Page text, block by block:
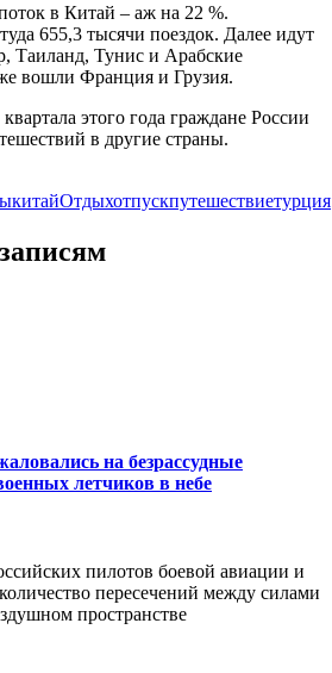
в Китай – аж на 22 %.
655,3 тысячи поездок. Далее идут
Таиланд, Тунис и Арабские
вошли Франция и Грузия.
этого года граждане России
в другие страны.
китайОтдыхотпускпутешествиетурция
на безрассудные
летчиков в небе
пилотов боевой авиации и
пересечений между силами
пространстве